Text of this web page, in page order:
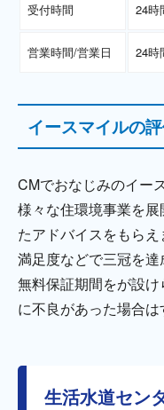
受付時間 24時
営業時間/営業日 24時
イースマイルの
CMでおなじみのイー
様々な住環境事業を
たアドバイスをもら
満足度などで三冠を達
無料保証期間をが設
に不良があった場合は
生活水道セン